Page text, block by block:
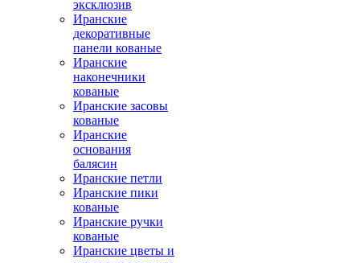
эксклюзив
Иранские
декоративные
панели кованые
Иранские
наконечники
кованые
Иранские засовы
кованые
Иранские
основания
балясин
Иранские петли
Иранские пики
кованые
Иранские ручки
кованые
Иранские цветы и